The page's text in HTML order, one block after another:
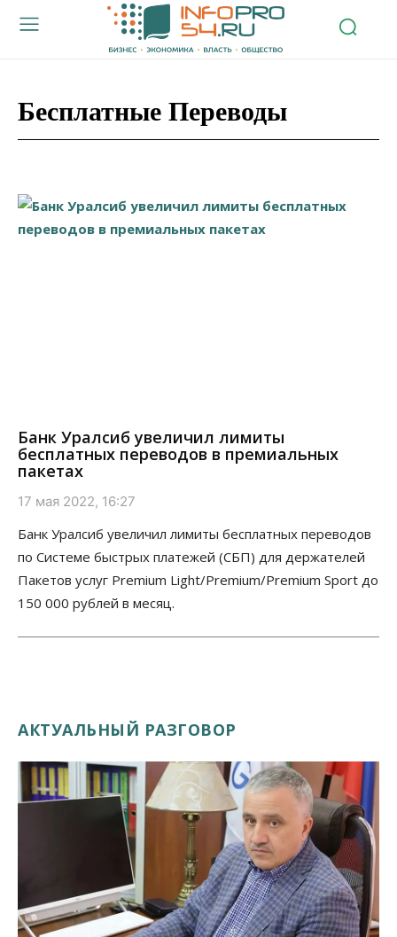
Бесплатные Переводы
Банк Уралсиб увеличил лимиты
бесплатных переводов в премиальных
пакетах
17 мая 2022, 16:27
Банк Уралсиб увеличил лимиты бесплатных переводов
по Системе быстрых платежей (СБП) для держателей
Пакетов услуг Premium Light/Premium/Premium Sport до
150 000 рублей в месяц.
АКТУАЛЬНЫЙ РАЗГОВОР